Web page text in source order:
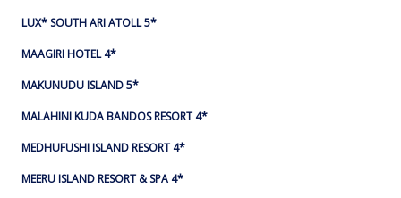
LUX* SOUTH ARI ATOLL 5*
MAAGIRI HOTEL 4*
MAKUNUDU ISLAND 5*
MALAHINI KUDA BANDOS RESORT 4*
MEDHUFUSHI ISLAND RESORT 4*
MEERU ISLAND RESORT & SPA 4*